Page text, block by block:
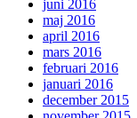
juni 2016
maj 2016
april 2016
mars 2016
februari 2016
januari 2016
december 2015